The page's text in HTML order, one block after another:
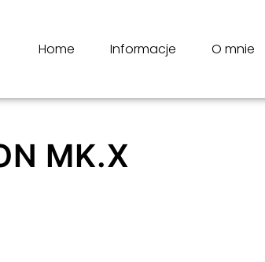
Home Informacje O mnie
MK.X